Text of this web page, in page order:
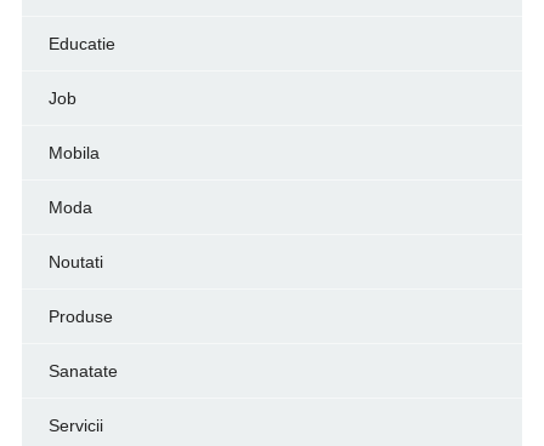
Educatie
Job
Mobila
Moda
Noutati
Produse
Sanatate
Servicii